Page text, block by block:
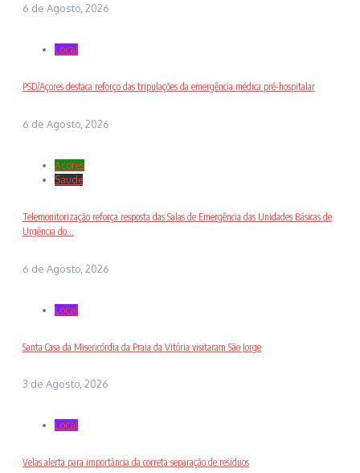
6 de Agosto, 2026
Local
PSD/Açores destaca reforço das tripulações da emergência médica pré-hospitalar
6 de Agosto, 2026
Açores
Saude
Telemonitorização reforça resposta das Salas de Emergência das Unidades Básicas de
Urgência do...
6 de Agosto, 2026
Local
Santa Casa da Misericórdia da Praia da Vitória visitaram São Jorge
3 de Agosto, 2026
Local
Velas alerta para importância da correta separação de resíduos